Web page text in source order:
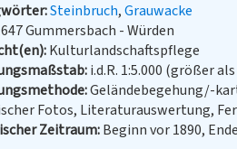
Steinbruch Grauwacke
Gummersbach - Würden
Kulturlandschaftspflege
i.d.R. 1:5.000 (größer
Geländebegehung/-
Fotos, Literaturauswertung,
Zeitraum Beginn vor 1890,